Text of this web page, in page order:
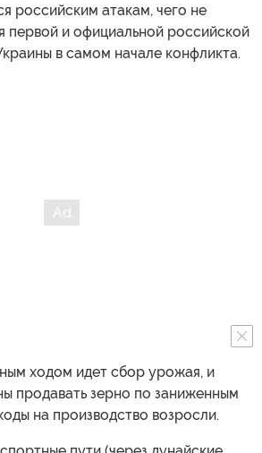
российским атакам, чего не
первой и официальной российской
в самом начале конфликта.
ходом идет сбор урожая, и
продавать зерно по заниженным
на производство возросли.